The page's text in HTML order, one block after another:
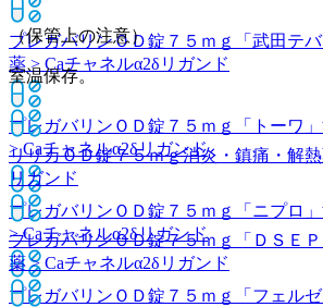
プレガバリンＯＤ錠７５ｍｇ「武田テバ
薬 > Caチャネルα2δリガンド
プレガバリンＯＤ錠７５ｍｇ「トーワ」
> Caチャネルα2δリガンド
プレガバリンＯＤ錠７５ｍｇ「ニプロ」
> Caチャネルα2δリガンド
プレガバリンＯＤ錠７５ｍｇ「フェルゼ
（保管上の注意）
室温保存。
リリカＯＤ錠７５ｍｇ消炎・鎮痛・解
リガンド
プレガバリンＯＤ錠７５ｍｇ「ＤＳＥＰ
薬 > Caチャネルα2δリガンド